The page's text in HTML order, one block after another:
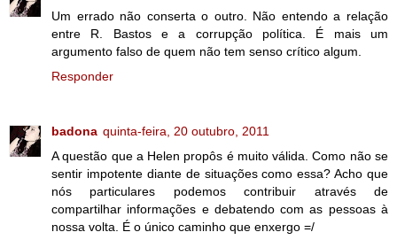
Um errado não conserta o outro. Não entendo a relação
entre R. Bastos e a corrupção política. É mais um
argumento falso de quem não tem senso crítico algum.
Responder
badona quinta-feira, 20 outubro, 2011
A questão que a Helen propôs é muito válida. Como não se
sentir impotente diante de situações como essa? Acho que
nós particulares podemos contribuir através de
compartilhar informações e debatendo com as pessoas à
nossa volta. É o único caminho que enxergo =/